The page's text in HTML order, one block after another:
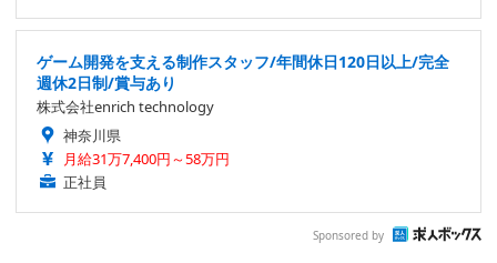
ゲーム開発を支える制作スタッフ/年間休日120日以上/完全
週休2日制/賞与あり
株式会社enrich technology
神奈川県
月給31万7,400円～58万円
正社員
Sponsored by